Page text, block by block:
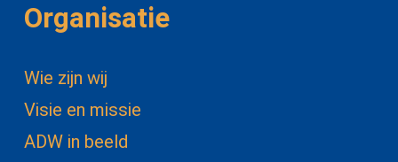
Organisatie
Wie zijn wij
Visie en missie
ADW in beeld